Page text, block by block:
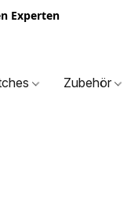
Experten
Zubehör